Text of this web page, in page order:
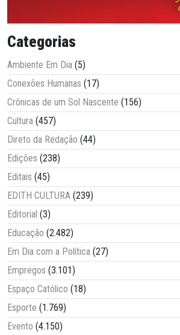
Categorias
Ambiente Em Dia (5)
Conexões Humanas (17)
Crônicas de um Sol Nascente (156)
Cultura (457)
Direto da Redação (44)
Edições (238)
Editais (45)
EDITH CULTURA (239)
Editorial (3)
Educação (2.482)
Em Dia com a Política (27)
Empregos (3.101)
Espaço Católico (18)
Esporte (1.769)
Evento (4.150)